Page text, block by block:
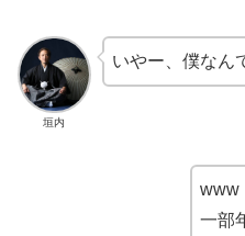
垣内
いやー、僕なん
www
一部